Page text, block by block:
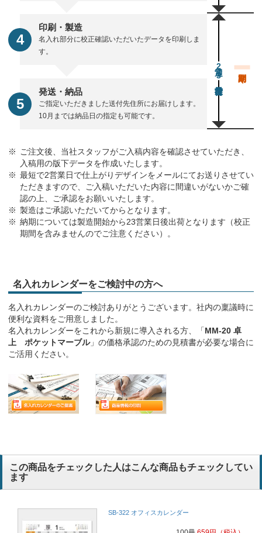
印刷・製造
名入れ部分に校正確認いただいたデータを印刷しま
す。
発送・納品
ご指定いただきました送付先住所にお届けします。
10月までは納品日の指定も可能です。
通常23営業日後出荷
ご注文後、当社スタッフがご入稿内容を確認させていただき、
入稿用の版下データを作成いたします。
最短で2営業日で仕上がりデザインをメールにてお送りさせてい
ただきますので、ご入稿いただいた内容に間違いがないかご確
認の上、ご承認をお願いいたします。
製造はご承認いただいてからとなります。
納期については製造開始から23営業日後出荷となります（校正
期間を含みませんのでご注意ください）。
名入れカレンダーをご検討中の方へ
名入れカレンダーのご検討ありがとうございます。社内の稟議時に
便利な資料をご用意しました。
名入れカレンダーをこれから新規に導入される方、「MM-20 卓
上 ポケットマーブル」の価格承認のための見積書が必要な場合に
ご活用ください。
この商品をチェックした人はこんな商品もチェックしてい
ます
SB-322 オフィスカレンダー